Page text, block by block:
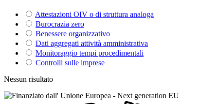
Attestazioni OIV o di struttura analoga
Burocrazia zero
Benessere organizzativo
Dati aggregati attività amministrativa
Monitoraggio tempi procedimentali
Controlli sulle imprese
Nessun risultato